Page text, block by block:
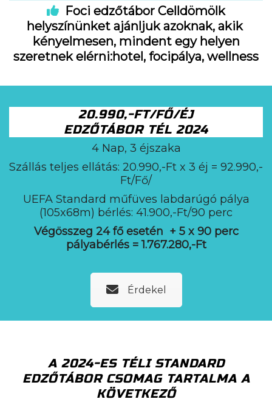
Foci edzőtábor Celldömölk
helyszínünket ajánljuk azoknak, akik
kényelmesen, mindent egy helyen
szeretnek elérni:hotel, focipálya, wellness
20.990,-FT/FŐ/ÉJ
EDZŐTÁBOR TÉL 2024
4 Nap, 3 éjszaka
Szállás teljes ellátás: 20.990,-Ft x 3 éj = 92.990,-
Ft/Fő/
UEFA Standard műfüves labdarúgó pálya
(105x68m) bérlés: 41.900,-Ft/90 perc
Végösszeg 24 fő esetén + 5 x 90 perc
pályabérlés = 1.767.280,-Ft
Érdekel
A 2024-ES TÉLI STANDARD
EDZŐTÁBOR CSOMAG TARTALMA A
KÖVETKEZŐ